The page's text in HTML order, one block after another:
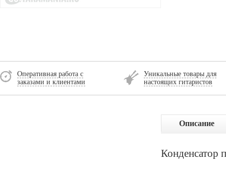
Оперативная работа с
заказами и клиентами
Уникальные товары для
настоящих гитаристов
Описание
Конденсатор